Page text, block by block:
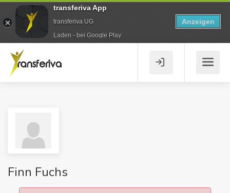
Finn Fuchs
transferiva App
transferiva UG
Laden - bei Google Play
Anzeigen